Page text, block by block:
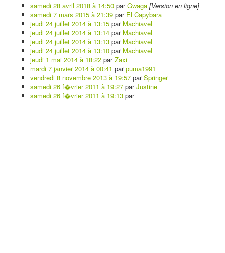
samedi 28 avril 2018 à 14:50 parGwaga [Version en ligne]
samedi 7 mars 2015 à 21:39 par El Capybara
jeudi 24 juillet 2014 à 13:15 par Machiavel
jeudi 24 juillet 2014 à 13:14 par Machiavel
jeudi 24 juillet 2014 à 13:13 par Machiavel
jeudi 24 juillet 2014 à 13:10 par Machiavel
jeudi 1 mai 2014 à 18:22 parZaxi
mardi 7 janvier 2014 à 00:41 parpuma1991
vendredi 8 novembre 2013 à 19:57 parSpringer
samedi 26 f�vrier 2011 à 19:27 parJustine
samedi 26 f�vrier 2011 à 19:13 par